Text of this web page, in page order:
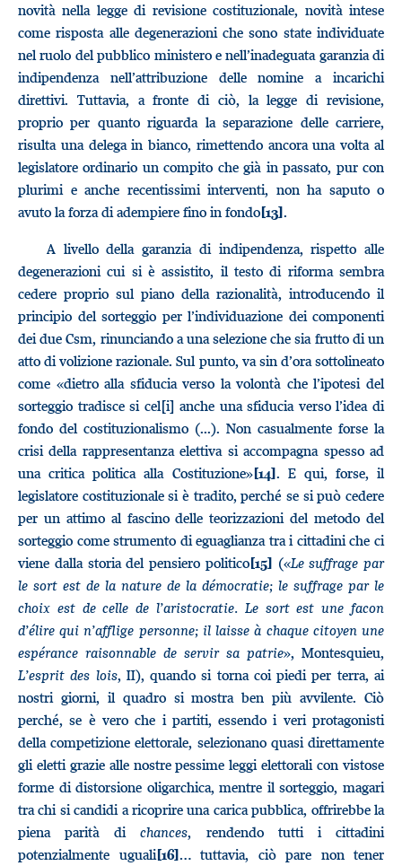
novità nella legge di revisione costituzionale, novità intese
come risposta alle degenerazioni che sono state individuate
nel ruolo del pubblico ministero e nell’inadeguata garanzia di
indipendenza nell’attribuzione delle nomine a incarichi
direttivi. Tuttavia, a fronte di ciò, la legge di revisione,
proprio per quanto riguarda la separazione delle carriere,
risulta una delega in bianco, rimettendo ancora una volta al
legislatore ordinario un compito che già in passato, pur con
plurimi e anche recentissimi interventi, non ha saputo o
avuto la forza di adempiere fino in fondo[13].
A livello della garanzia di indipendenza, rispetto alle
degenerazioni cui si è assistito, il testo di riforma sembra
cedere proprio sul piano della razionalità, introducendo il
principio del sorteggio per l’individuazione dei componenti
dei due Csm, rinunciando a una selezione che sia frutto di un
atto di volizione razionale. Sul punto, va sin d’ora sottolineato
come «dietro alla sfiducia verso la volontà che l’ipotesi del
sorteggio tradisce si cel[i] anche una sfiducia verso l’idea di
fondo del costituzionalismo (...). Non casualmente forse la
crisi della rappresentanza elettiva si accompagna spesso ad
una critica politica alla Costituzione»[14]. E qui, forse, il
legislatore costituzionale si è tradito, perché se si può cedere
per un attimo al fascino delle teorizzazioni del metodo del
sorteggio come strumento di eguaglianza tra i cittadini che ci
viene dalla storia del pensiero politico[15] («Le suffrage par
le sort est de la nature de la démocratie; le suffrage par le
choix est de celle de l’aristocratie. Le sort est une facon
d’élire qui n’afflige personne; il laisse à chaque citoyen une
espérance raisonnable de servir sa patrie», Montesquieu,
L’esprit des lois, II), quando si torna coi piedi per terra, ai
nostri giorni, il quadro si mostra ben più avvilente. Ciò
perché, se è vero che i partiti, essendo i veri protagonisti
della competizione elettorale, selezionano quasi direttamente
gli eletti grazie alle nostre pessime leggi elettorali con vistose
forme di distorsione oligarchica, mentre il sorteggio, magari
tra chi si candidi a ricoprire una carica pubblica, offrirebbe la
piena parità dichances, rendendo tutti i cittadini
potenzialmente uguali[16]… tuttavia, ciò pare non tener